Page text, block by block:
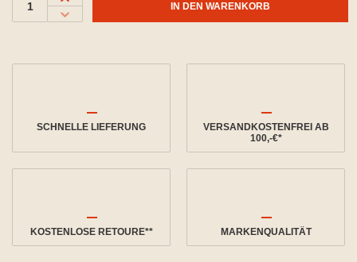
IN DEN WARENKORB
SCHNELLE LIEFERUNG
VERSANDKOSTENFREI AB
100,-€*
KOSTENLOSE RETOURE** MARKENQUALITÄT